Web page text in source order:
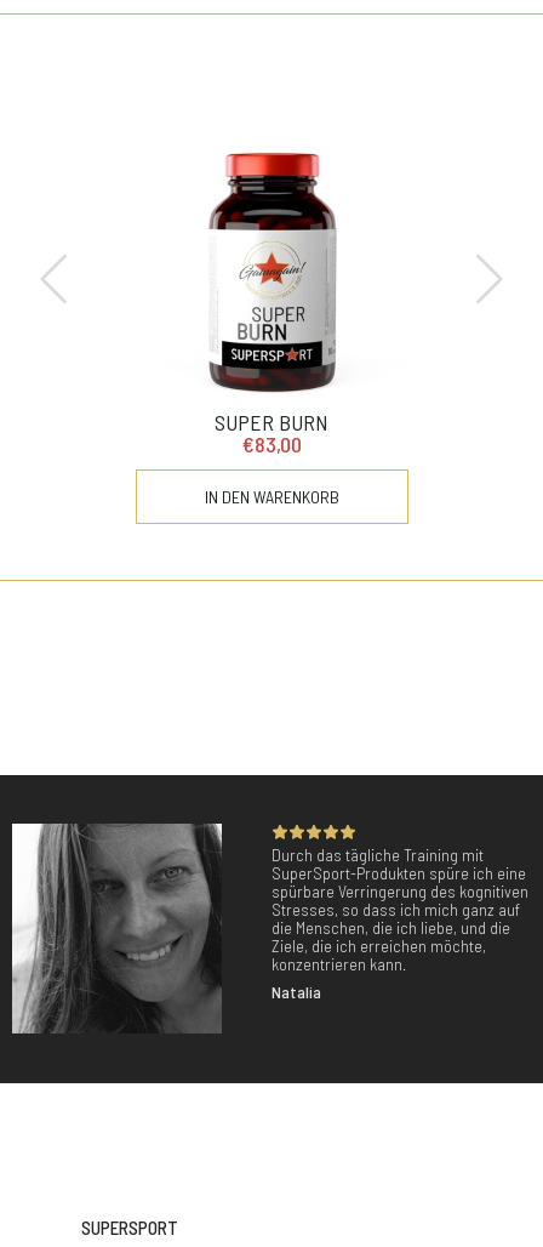
SUPER BURN
€83,00
IN DEN WARENKORB
Durch das tägliche Training mit
SuperSport-Produkten spüre ich eine
spürbare Verringerung des kognitiven
Stresses, so dass ich mich ganz auf
die Menschen, die ich liebe, und die
Ziele, die ich erreichen möchte,
konzentrieren kann.
Natalia
SUPERSPORT